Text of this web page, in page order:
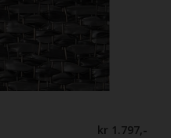
kr 1.797,-